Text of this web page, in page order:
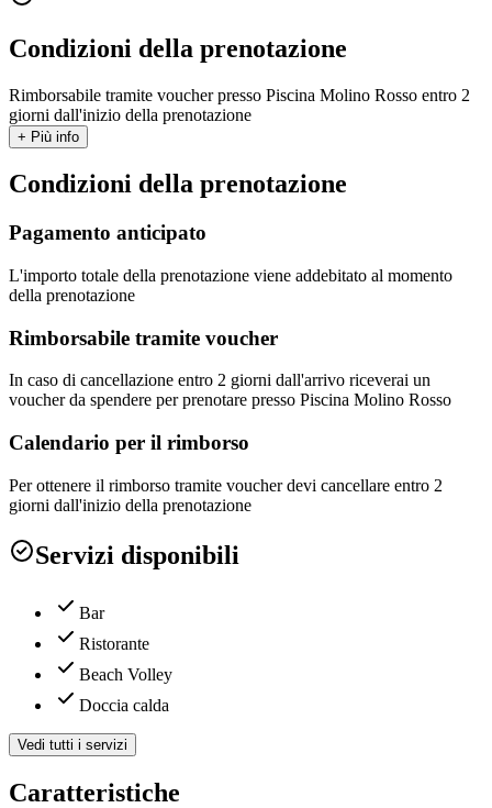
Condizioni della prenotazione
Rimborsabile tramite voucher presso Piscina Molino Rosso entro 2
giorni dall'inizio della prenotazione
+ Più info
Condizioni della prenotazione
Pagamento anticipato
L'importo totale della prenotazione viene addebitato al momento
della prenotazione
Rimborsabile tramite voucher
In caso di cancellazione entro 2 giorni dall'arrivo riceverai un
voucher da spendere per prenotare presso Piscina Molino Rosso
Calendario per il rimborso
Per ottenere il rimborso tramite voucher devi cancellare entro 2
giorni dall'inizio della prenotazione
Servizi disponibili
Bar
Ristorante
Beach Volley
Doccia calda
Vedi tutti i servizi
Caratteristiche